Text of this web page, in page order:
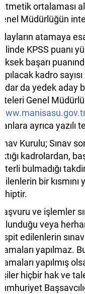
ortalaması
Müdürlüğün
atamaya
KPSS puanı
başarı
kadro
da yedek aday
Genel
ayrıca yazılı
Kurulu; Sınav
kadrolardan,
bulmadığı
bir
ve işlemler
veya
edilenlerin
yapılmaz.
yapılmış
hiçbir hak ve